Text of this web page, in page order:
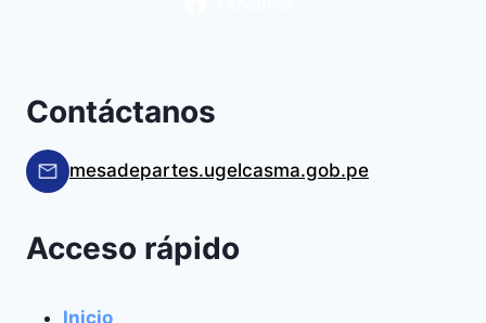
Contáctanos
mesadepartes.ugelcasma.gob.pe
Acceso rápido
Inicio